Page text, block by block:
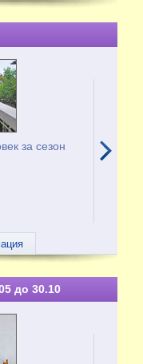
за сезон
до 30.10